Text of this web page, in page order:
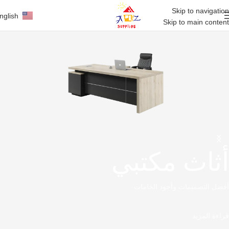
Skip to navigation
Skip to main content